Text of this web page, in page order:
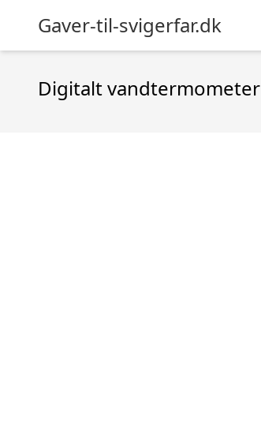
Gaver-til-svigerfar.dk
Digitalt vandtermometer